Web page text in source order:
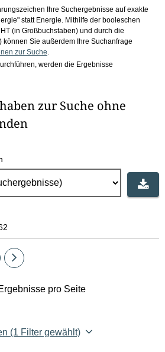
Ihre Suchergebnisse auf exakte
statt Energie. Mithilfe der booleschen
(in Großbuchstaben) und durch die
können Sie außerdem Ihre Suchanfrage
zur Suche
werden die Ergebnisse
zur Suche ohne
Eine
vor
pro Seite
(1 Filter gewählt)